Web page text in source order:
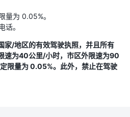
量为 0.05%。
话。
家/地区的有效驾驶执照，并且所有
速为40公里/小时，市区外限速为90
限量为 0.05%。此外，禁止在驾驶